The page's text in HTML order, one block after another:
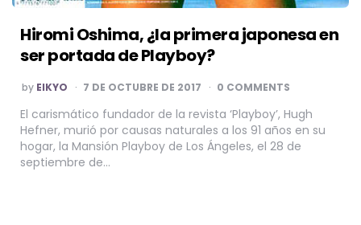
Hiromi Oshima, ¿la primera japonesa en
ser portada de Playboy?
POSTED
BY
by EIKYO 7 DE OCTUBRE DE 2017 0 COMMENTS
El carismático fundador de la revista ‘Playboy’, Hugh
Hefner, murió por causas naturales a los 91 años en su
hogar, la Mansión Playboy de Los Ángeles, el 28 de
septiembre de…